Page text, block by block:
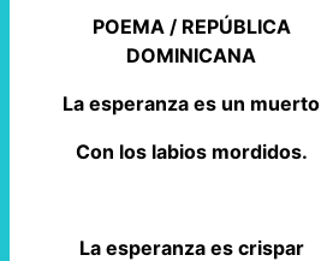
POEMA / REPÚBLICA
DOMINICANA
La esperanza es un muerto
Con los labios mordidos.
La esperanza es crispar